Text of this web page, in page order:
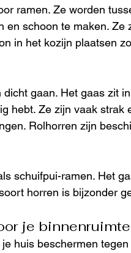
ramen. Ze worden
en schoon te maken. Ze
in het kozijn plaatsen
gaan. Het gaas zit
hebt. Ze zijn vaak strak
Rolhorren zijn
schuifpui-ramen. Het
horren is bijzonder
je binnenruimte
huis beschermen